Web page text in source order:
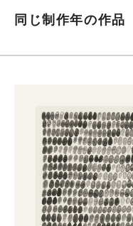
同じ制作年の作品